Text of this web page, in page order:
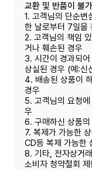
교환 및 반품이 불
1. 고객님의 단순
한 날로부터 7일을
2. 고객님의 책임
거나 훼손된 경우
3. 시간이 경과되
상실된 경우 (예:신
4. 배송된 상품이
경우
5. 고객님의 요청
우
6. 구매하신 상품
7. 복제가 가능한
CD등 복제 가능한
8. 기타, 전자상거
소비자 청약철회